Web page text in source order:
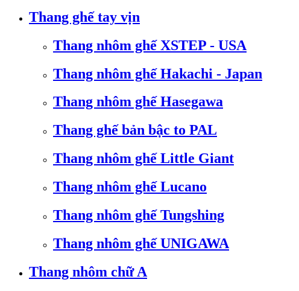
Thang ghế tay vịn
Thang nhôm ghế XSTEP - USA
Thang nhôm ghế Hakachi - Japan
Thang nhôm ghế Hasegawa
Thang ghế bản bậc to PAL
Thang nhôm ghế Little Giant
Thang nhôm ghế Lucano
Thang nhôm ghế Tungshing
Thang nhôm ghế UNIGAWA
Thang nhôm chữ A